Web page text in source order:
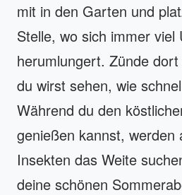
mit in den Garten und
Stelle, wo sich immer viel
herumlungert. Zünde
du wirst sehen, wie
Während du den
genießen kannst, werden
Insekten das Weite
deine schönen